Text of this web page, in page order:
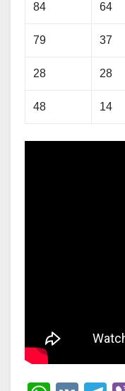
84 64
79 37
28 28
48 14